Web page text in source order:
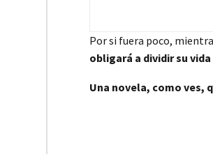
Por si fuera poco,
obligará a dividir su
Una novela, como ves,